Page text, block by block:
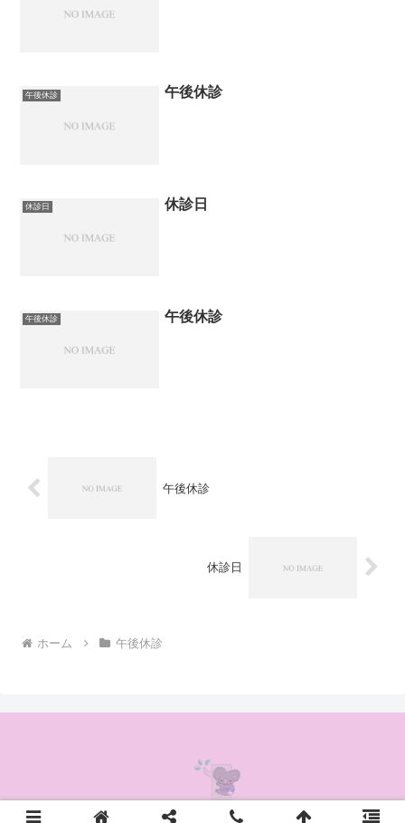
午後休診 午後休診
休診日 休診日
午後休診 午後休診
午後休診
休診日
ホーム 午後休診
© 2020 かんの耳鼻咽喉科クリニック.